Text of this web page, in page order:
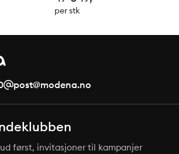
per stk
post@modena.no
først, invitasjoner til kampanjer